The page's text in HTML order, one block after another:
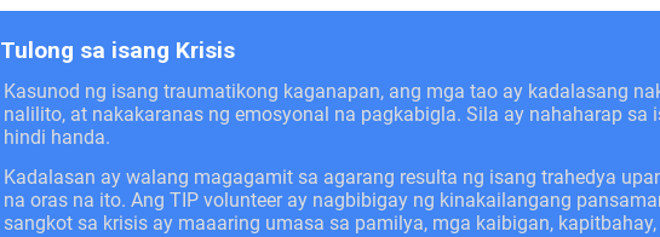
Tulong sa isang Krisis
Kasunod ng isang traumatikong kaganapan, ang mga tao ay kadalasang
nalilito, at nakakaranas ng emosyonal na pagkabigla. Sila ay nahaharap
hindi handa.
Kadalasan ay walang magagamit sa agarang resulta ng isang trahedya
na oras na ito. Ang TIP volunteer ay nagbibigay ng kinakailangang
sangkot sa krisis ay maaaring umasa sa pamilya, mga kaibigan,